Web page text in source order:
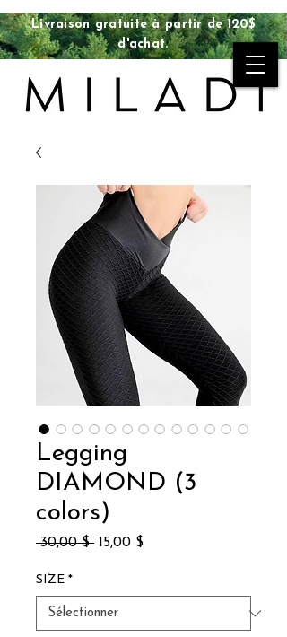
Livraison gratuite à partir de 120$
d'achat.
Legging
DIAMOND (3
colors)
30,00 $ Prix
15,00 $Prix
SIZE *